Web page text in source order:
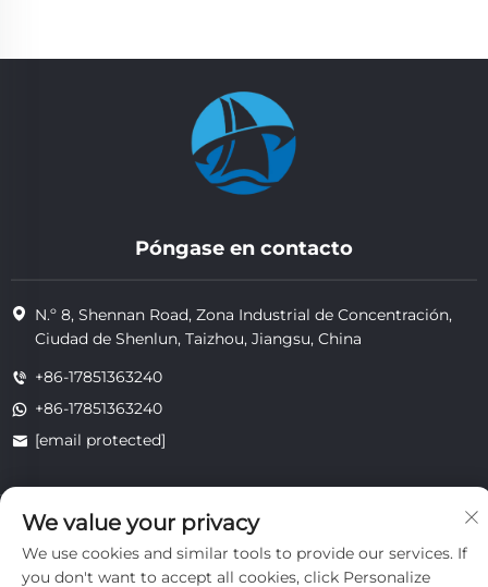
Póngase en contacto
N.º 8, Shennan Road, Zona Industrial de Concentración,
Ciudad de Shenlun, Taizhou, Jiangsu, China
+86-17851363240
+86-17851363240
[email protected]
Copyright © 2025 Jiangsu Tongzhou Heat Resistant Technology
privacidad
We value your privacy
We use cookies and similar tools to provide our services. If
you don't want to accept all cookies, click Personalize